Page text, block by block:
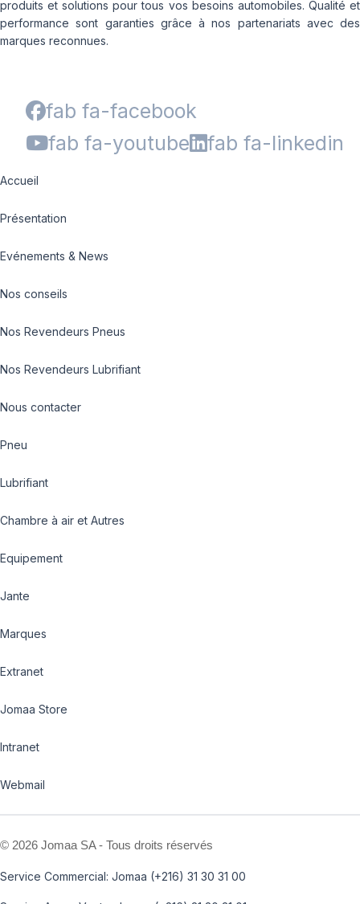
produits et solutions pour tous vos besoins automobiles. Qualité et
performance sont garanties grâce à nos partenariats avec des
marques reconnues.
fab fa-facebook
fab fa-youtube
fab fa-linkedin
Accueil
Présentation
Evénements & News
Nos conseils
Nos Revendeurs Pneus
Nos Revendeurs Lubrifiant
Nous contacter
Pneu
Lubrifiant
Chambre à air et Autres
Equipement
Jante
Marques
Extranet
Jomaa Store
Intranet
Webmail
© 2026 Jomaa SA - Tous droits réservés
Service Commercial: Jomaa (+216) 31 30 31 00